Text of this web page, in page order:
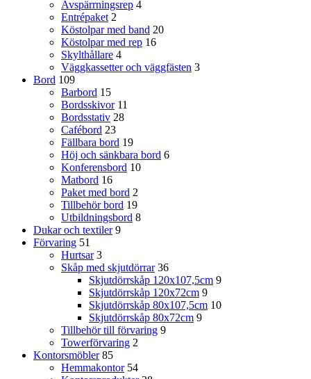
Avspärrningsrep 4
Entrépaket 2
Köstolpar med band 20
Köstolpar med rep 16
Skylthållare 4
Väggkassetter och väggfästen 3
Bord 109
Barbord 15
Bordsskivor 11
Bordsstativ 28
Cafébord 23
Fällbara bord 19
Höj och sänkbara bord 6
Konferensbord 10
Matbord 16
Paket med bord 2
Tillbehör bord 19
Utbildningsbord 8
Dukar och textiler 9
Förvaring 51
Hurtsar 3
Skåp med skjutdörrar 36
Skjutdörrskåp 120x107,5cm 9
Skjutdörrskåp 120x72cm 9
Skjutdörrskåp 80x107,5cm 10
Skjutdörrskåp 80x72cm 9
Tillbehör till förvaring 9
Towerförvaring 2
Kontorsmöbler 85
Hemmakontor 54